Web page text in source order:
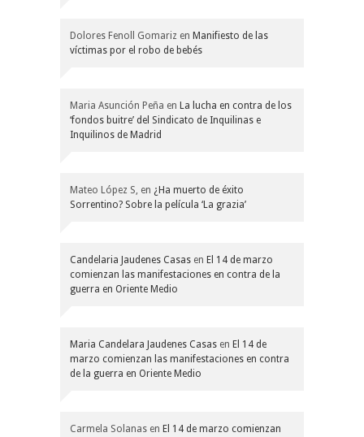
Dolores Fenoll Gomariz en Manifiesto de las
víctimas por el robo de bebés
Maria Asunción Peña en La lucha en contra de los
‘fondos buitre’ del Sindicato de Inquilinas e
Inquilinos de Madrid
Mateo López S, en ¿Ha muerto de éxito
Sorrentino? Sobre la película ‘La grazia’
Candelaria Jaudenes Casas en El 14 de marzo
comienzan las manifestaciones en contra de la
guerra en Oriente Medio
Maria Candelara Jaudenes Casas en El 14 de
marzo comienzan las manifestaciones en contra
de la guerra en Oriente Medio
Carmela Solanas en El 14 de marzo comienzan